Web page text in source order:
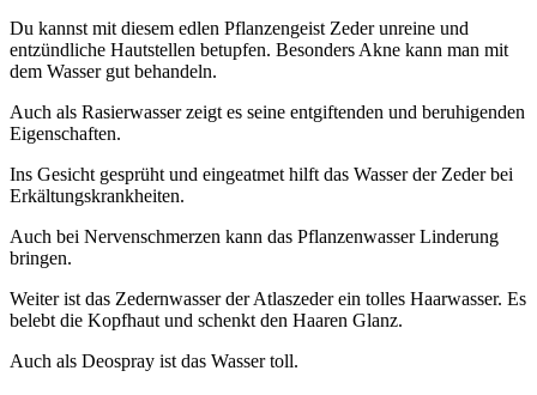
Du kannst mit diesem edlen Pflanzengeist Zeder unreine und
entzündliche Hautstellen betupfen. Besonders Akne kann man mit
dem Wasser gut behandeln.
Auch als Rasierwasser zeigt es seine entgiftenden und beruhigenden
Eigenschaften.
Ins Gesicht gesprüht und eingeatmet hilft das Wasser der Zeder bei
Erkältungskrankheiten.
Auch bei Nervenschmerzen kann das Pflanzenwasser Linderung
bringen.
Weiter ist das Zedernwasser der Atlaszeder ein tolles Haarwasser. Es
belebt die Kopfhaut und schenkt den Haaren Glanz.
Auch als Deospray ist das Wasser toll.